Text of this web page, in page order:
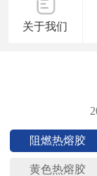
关于我们
阻燃热熔
黄色热熔